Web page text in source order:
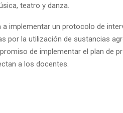
teatro y danza.
implementar un protocolo de
por la utilización de sustancias
de implementar el plan de
a los docentes.